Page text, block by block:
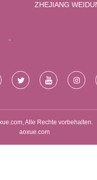
ZHEJIANG WEIDUN
Alle Rechte vorbehalten.
aoxue.com